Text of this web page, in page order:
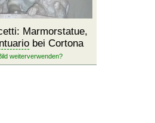
Marmorstatue,
bei Cortona